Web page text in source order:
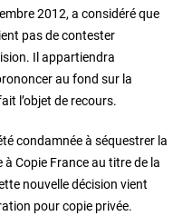
2012, a considéré que
pas de contester
Il appartiendra
au fond sur la
l’objet de recours.
condamnée à séquestrer la
à Copie France au titre de la
nouvelle décision vient
pour copie privée.